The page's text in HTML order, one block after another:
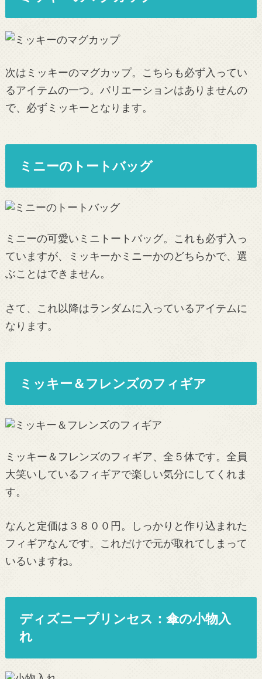
次はミッキーのマグカップ。こちらも必ず入ってい
るアイテムの一つ。バリエーションはありませんの
で、必ずミッキーとなります。
ミニーのトートバッグ
ミニーの可愛いミニトートバッグ。これも必ず入っ
ていますが、ミッキーかミニーかのどちらかで、選
ぶことはできません。
さて、これ以降はランダムに入っているアイテムに
なります。
ミッキー＆フレンズのフィギア
ミッキー＆フレンズのフィギア、全５体です。全員
大笑いしているフィギアで楽しい気分にしてくれま
す。
なんと定価は３８００円。しっかりと作り込まれた
フィギアなんです。これだけで元が取れてしまって
いるいますね。
ディズニープリンセス：傘の小物入
れ